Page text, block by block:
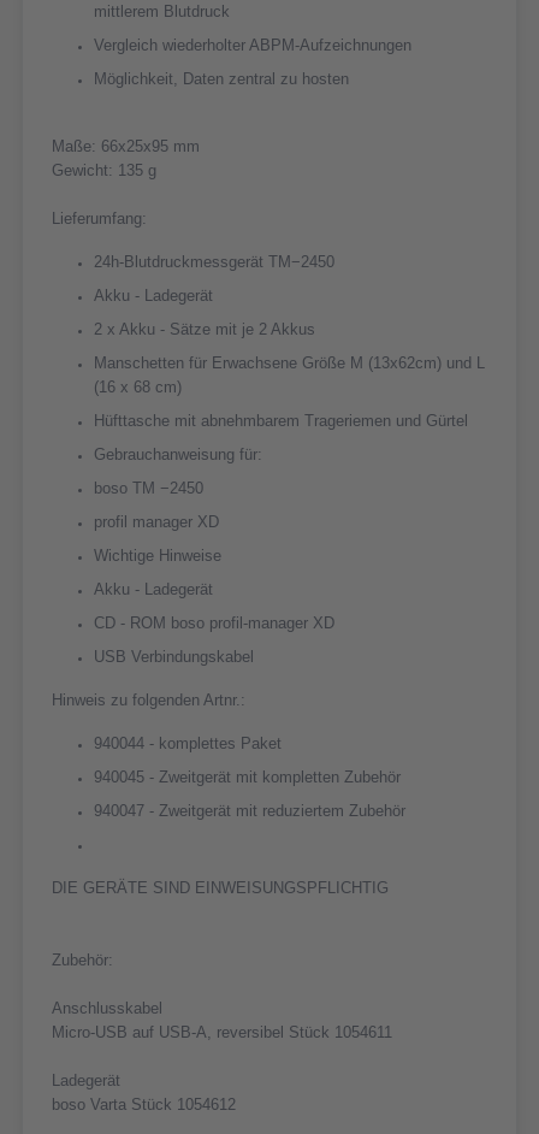
mittlerem Blutdruck
Vergleich wiederholter ABPM-Aufzeichnungen
Möglichkeit, Daten zentral zu hosten
Maße: 66x25x95 mm
Gewicht: 135 g
Lieferumfang:
24h-Blutdruckmessgerät TM−2450
Akku - Ladegerät
2 x Akku - Sätze mit je 2 Akkus
Manschetten für Erwachsene Größe M (13x62cm) und L
(16 x 68 cm)
Hüfttasche mit abnehmbarem Trageriemen und Gürtel
Gebrauchanweisung für:
boso TM −2450
profil manager XD
Wichtige Hinweise
Akku - Ladegerät
CD - ROM boso profil-manager XD
USB Verbindungskabel
Hinweis zu folgenden Artnr.:
940044 - komplettes Paket
940045 - Zweitgerät mit kompletten Zubehör
940047 - Zweitgerät mit reduziertem Zubehör
DIE GERÄTE SIND EINWEISUNGSPFLICHTIG
Zubehör:
Anschlusskabel
Micro-USB auf USB-A, reversibel Stück 1054611
Ladegerät
boso Varta Stück 1054612